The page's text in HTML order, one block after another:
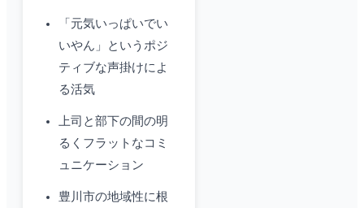
「元気いっぱいでい
いやん」というポジ
ティブな声掛けによ
る活気
上司と部下の間の明
るくフラットなコミ
ュニケーション
豊川市の地域性に根